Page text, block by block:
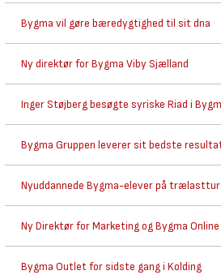
Bygma vil gøre bæredygtighed til sit dna
Ny direktør for Bygma Viby Sjælland
Inger Støjberg besøgte syriske Riad i
Bygma Gruppen leverer sit bedste
Nyuddannede Bygma-elever på
Ny Direktør for Marketing og Bygma Online
Bygma Outlet for sidste gang i Kolding